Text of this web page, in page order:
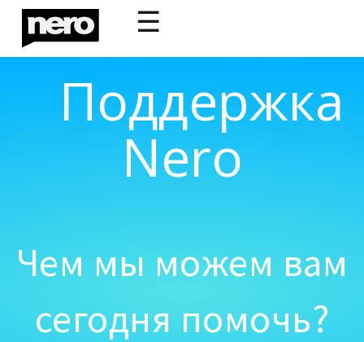
☰
Поддержка
Nero
Чем мы можем вам
сегодня помочь?